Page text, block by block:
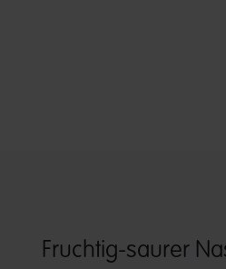
Fruchtig-saurer